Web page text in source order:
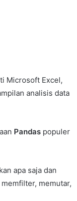
Microsoft Excel,
analisis data
Pandas populer
apa saja dan
memutar,